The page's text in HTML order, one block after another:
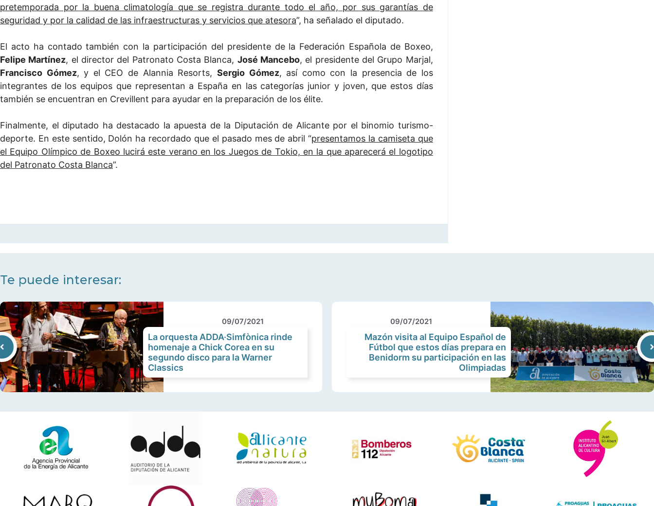
pretemporada por la buena climatología que se registra durante todo el año, por sus garantías de
seguridad y por la calidad de las infraestructuras y servicios que atesora”, ha señalado el diputado.
El acto ha contado también con la participación del presidente de la Federación Española de Boxeo,
Felipe Martínez, el director del Patronato Costa Blanca, José Mancebo, el presidente del Grupo Marjal,
Francisco Gómez, y el CEO de Alannia Resorts, Sergio Gómez, así como con la presencia de los
integrantes de los equipos que representan a España en las categorías junior y joven, que estos días
también se encuentran en Crevillent para ayudar en la preparación de los élite.
Finalmente, el diputado ha destacado la apuesta de la Diputación de Alicante por el binomio turismo-
deporte. En este sentido, Dolón ha recordado que el pasado mes de abril “presentamos la camiseta que
el Equipo Olímpico de Boxeo lucirá este verano en los Juegos de Tokio, en la que aparecerá el logotipo
del Patronato Costa Blanca”.
Te puede interesar:
09/07/2021
La orquesta ADDA·Simfònica rinde
homenaje a Chick Corea en su
segundo disco para la Warner
Classics
09/07/2021
Mazón visita al Equipo Español de
Fútbol que estos días prepara en
Benidorm su participación en las
Olimpiadas